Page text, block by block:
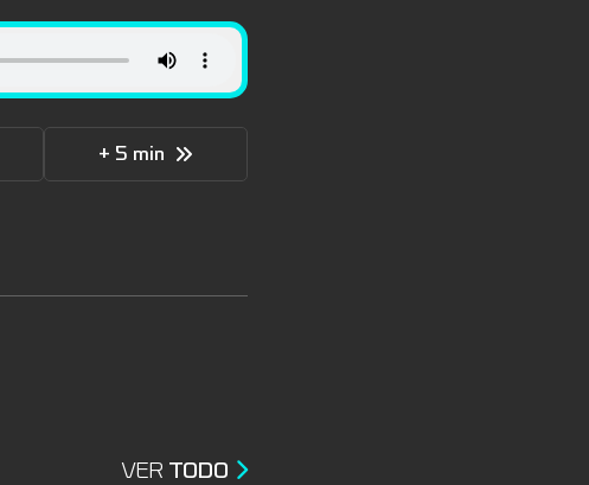
+ 5 min
VER TODO